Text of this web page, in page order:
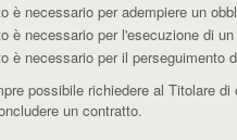
è necessario per adempiere un
è necessario per l'esecuzione di
è necessario per il perseguimento
possibile richiedere al Titolare
un contratto.